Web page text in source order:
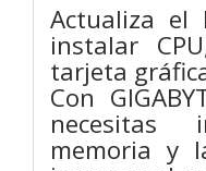
Actualiza el
instalar
tarjeta
Con
necesitas
memoria y